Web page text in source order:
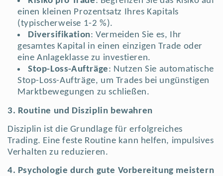
einen kleinen Prozentsatz Ihres Kapitals
(typischerweise 1-2 %).
Diversifikation: Vermeiden Sie es, Ihr
gesamtes Kapital in einen einzigen Trade oder
eine Anlageklasse zu investieren.
Stop-Loss-Aufträge: Nutzen Sie automatische
Stop-Loss-Aufträge, um Trades bei ungünstigen
Marktbewegungen zu schließen.
3. Routine und Disziplin bewahren
Disziplin ist die Grundlage für erfolgreiches
Trading. Eine feste Routine kann helfen, impulsives
Verhalten zu reduzieren.
4. Psychologie durch gute Vorbereitung meistern